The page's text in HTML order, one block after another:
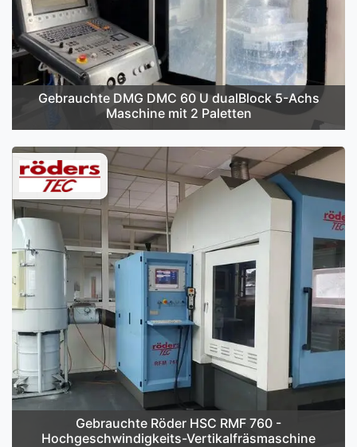
Gebrauchte DMG DMC 60 U dualBlock 5-Achs
Maschine mit 2 Paletten
Gebrauchte Röder HSC RMF 760 -
Hochgeschwindigkeits-Vertikalfräsmaschine